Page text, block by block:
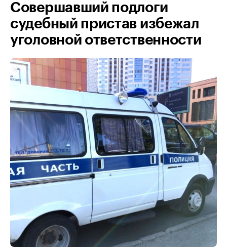
Совершавший подлоги
судебный пристав избежал
уголовной ответственности